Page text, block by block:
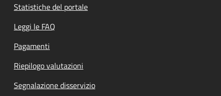
Statistiche del portale
Leggi le FAQ
Pagamenti
Riepilogo valutazioni
Segnalazione disservizio